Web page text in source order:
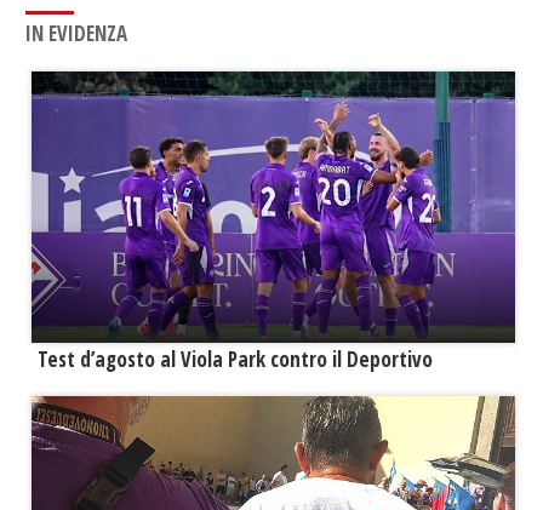
IN EVIDENZA
Test d’agosto al Viola Park contro il Deportivo